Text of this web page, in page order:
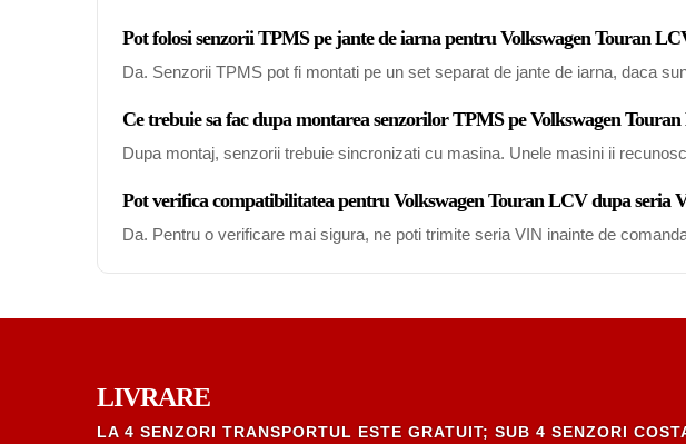
Pot folosi senzorii TPMS pe jante de iarna pentru Volkswagen Touran
Da. Senzorii TPMS pot fi montati pe un set separat de jante de iarna, daca
Ce trebuie sa fac dupa montarea senzorilor TPMS pe Volkswagen
Dupa montaj, senzorii trebuie sincronizati cu masina. Unele masini ii
Pot verifica compatibilitatea pentru Volkswagen Touran LCV dupa seria
Da. Pentru o verificare mai sigura, ne poti trimite seria VIN inainte de
LIVRARE
LA 4 SENZORI TRANSPORTUL ESTE GRATUIT; SUB 4 SENZORI